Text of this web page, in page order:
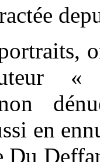
«
en